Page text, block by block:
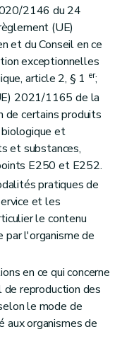
2146 du 24
(UE)
et du Conseil en ce
exceptionnelles
article 2, § 1 er;
2021/1165 de la
de certains produits
et
et substances,
E250 et E252.
pratiques de
et les
le contenu
par l'organisme de
en ce qui concerne
reproduction des
le mode de
aux organismes de